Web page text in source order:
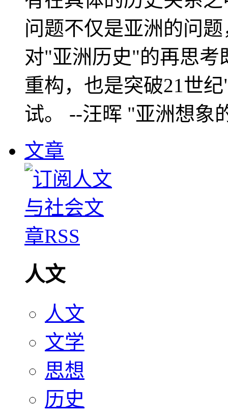
问题不仅是亚洲的问
对"亚洲历史"的再思考
重构，也是突破21世
试。 --汪晖 "亚洲想象
文章
人文
人文
文学
思想
历史